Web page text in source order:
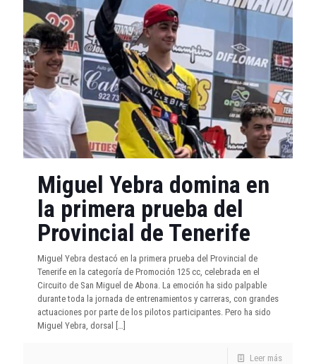
Miguel Yebra domina en
la primera prueba del
Provincial de Tenerife
Miguel Yebra destacó en la primera prueba del Provincial de
Tenerife en la categoría de Promoción 125 cc, celebrada en el
Circuito de San Miguel de Abona. La emoción ha sido palpable
durante toda la jornada de entrenamientos y carreras, con grandes
actuaciones por parte de los pilotos participantes. Pero ha sido
Miguel Yebra, dorsal
Leer más